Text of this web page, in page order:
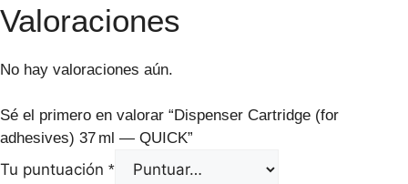
Valoraciones
No hay valoraciones aún.
Sé el primero en valorar “Dispenser Cartridge (for
adhesives) 37 ml — QUICK”
Tu puntuación *